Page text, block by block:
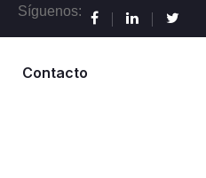
Síguenos:
Contacto